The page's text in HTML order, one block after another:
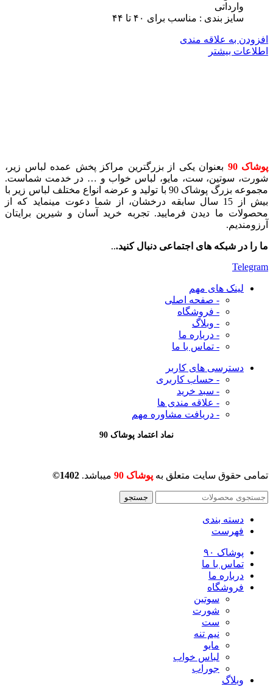
وارداتی
سایز بندی : مناسب برای ۴٠ تا ۴۴
افزودن به علاقه مندی
اطلاعات بیشتر
پوشاک 90
بعنوان یکی از بزرگترین مراکز پخش عمده لباس زیر،
شورت، سوتین، ست، مایو، لباس خواب و … در خدمت شماست.
مجموعه بزرگ پوشاک 90 با تولید و عرضه انواع مختلف لباس زیر با
بیش از 15 سال سابقه درخشان، از شما دعوت مینماید که از
محصولات ما دیدن فرمایید. تجربه خرید آسان و شیرین برایتان
آرزومندیم.
ما را در شبکه های اجتماعی دنبال کنید...
Telegram
لینک های مهم
- صفحه اصلی
- فروشگاه
- وبلاگ
- درباره ما
- تماس با ما
دسترسی های کاربر
- حساب کاربری
- سبد خرید
- علاقه مندی ها
- دریافت مشاوره مهم
نماد اعتماد پوشاک 90
تمامی حقوق سایت متعلق به پوشاک 90 میباشد. 1402©
جستجو
دسته بندی
فهرست
پوشاک ۹۰
تماس با ما
درباره ما
فروشگاه
سوتین
شورت
ست
نیم تنه
مایو
لباس خواب
جوراب
وبلاگ